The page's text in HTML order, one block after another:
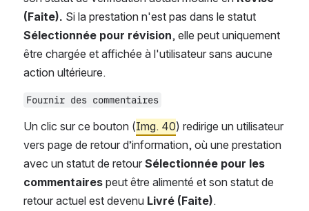
(Faite).
Sélectionnée pour révision, elle peut uniquement
être chargée et affichée à l'utilisateur sans aucune
action ultérieure.
Fournir des commentaires
Un clic sur ce bouton (Img. 40) redirige un utilisateur
vers page de retour d’information, où une prestation
avec un statut de retour Sélectionnée pour les
commentaires peut être alimenté et son statut de
retour actuel est devenu Livré (Faite).